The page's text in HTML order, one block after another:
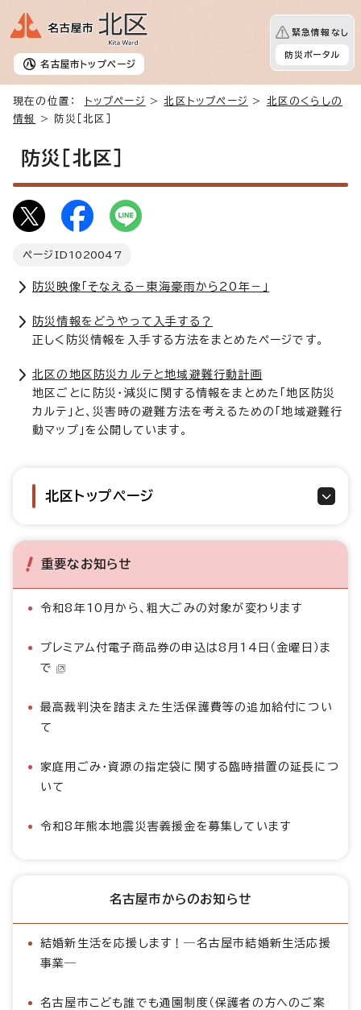
名古屋市 トップページ
緊急情報なし
防災ポータル
現在の位置： トップページ >北区トップページ > 北区のくらしの
情報
> 防災［北区］
防災［北区］
ページID 1020047
防災映像「そなえる－東海豪雨から20年－」
防災情報をどうやって入手する？
正しく防災情報を入手する方法をまとめたページです。
北区の地区防災カルテと地域避難行動計画
地区ごとに防災・減災に関する情報をまとめた「地区防災
カルテ」と、災害時の避難方法を考えるための「地域避難行
動マップ」を公開しています。
北区トップページ
重要なお知らせ
令和8年10月から、粗大ごみの対象が変わります
プレミアム付電子商品券の申込は8月14日（金曜日）ま
で
最高裁判決を踏まえた生活保護費等の追加給付につい
て
家庭用ごみ・資源の指定袋に関する臨時措置の延長につ
いて
令和8年熊本地震災害義援金を募集しています
名古屋市からのお知らせ
結婚新生活を応援します！―名古屋市結婚新生活応援
事業―
名古屋市こども誰でも通園制度（保護者の方へのご案